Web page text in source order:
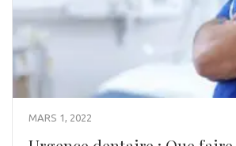
MARS 1, 2022